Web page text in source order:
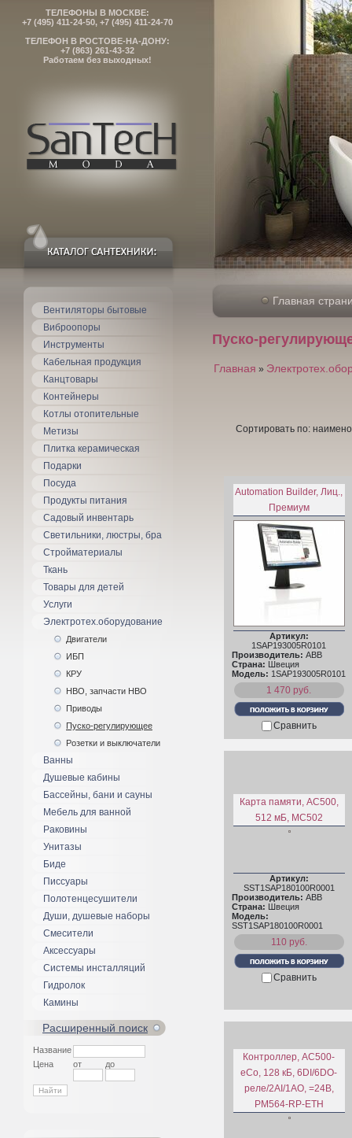
ТЕЛЕФОНЫ В МОСКВЕ:
+7 (495) 411-24-50, +7 (495) 411-24-70
ТЕЛЕФОН В РОСТОВЕ-НА-ДОНУ:
+7 (863) 261-43-32
Работаем без выходных!
Вентиляторы бытовые
Виброопоры
Инструменты
Кабельная продукция
Канцтовары
Контейнеры
Котлы отопительные
Метизы
Плитка керамическая
Подарки
Посуда
Продукты питания
Садовый инвентарь
Светильники, люстры, бра
Стройматериалы
Ткань
Товары для детей
Услуги
Электротех.оборудование
Двигатели
ИБП
КРУ
НВО, запчасти НВО
Приводы
Пуско-регулирующее
Розетки и выключатели
Ванны
Душевые кабины
Бассейны, бани и сауны
Мебель для ванной
Раковины
Унитазы
Биде
Писсуары
Полотенцесушители
Души, душевые наборы
Смесители
Аксессуары
Системы инсталляций
Гидролок
Камины
Расширенный поиск
Название
Цена
от до
Главная
Пуско-
Главная »
Сортировать по:
Automation Builder, Лиц.,
Премиум
Артикул:
1SAP193005R0101
Производитель: ABB
Страна: Швеция
Модель: 1SAP193005R0101
1 470 руб.
Сравнить
Карта памяти, AC500,
512 мБ, MC502
Артикул:
SST1SAP180100R0001
Производитель: ABB
Страна: Швеция
Модель:
SST1SAP180100R0001
110 руб.
Сравнить
Контроллер, AC500-
eCo, 128 кБ, 6DI/6DO-
реле/2AI/1AO, =24В,
PM564-RP-ETH